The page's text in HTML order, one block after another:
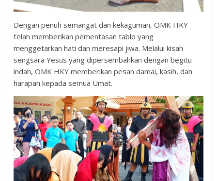
Dengan penuh semangat dan kekaguman, OMK HKY
telah memberikan pementasan tablo yang
menggetarkan hati dan meresapi jiwa. Melalui kisah
sengsara Yesus yang dipersembahkan dengan begitu
indah, OMK HKY memberikan pesan damai, kasih, dan
harapan kepada semua Umat.